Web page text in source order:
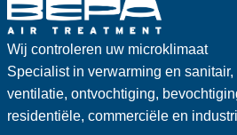
Wij controleren uw microklimaat
Specialist in verwarming en
ventilatie, ontvochtiging,
residentiële, commerciële en